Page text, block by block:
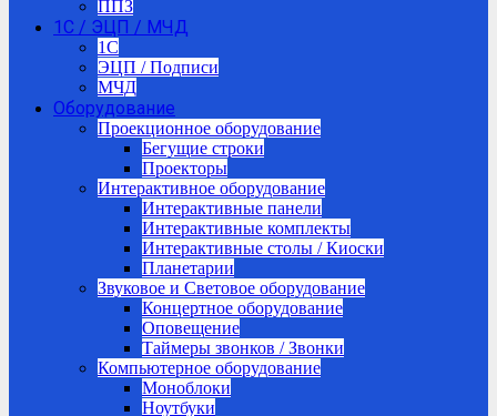
ППЗ
1С / ЭЦП / МЧД
1C
ЭЦП / Подписи
МЧД
Оборудование
Проекционное оборудование
Бегущие строки
Проекторы
Интерактивное оборудование
Интерактивные панели
Интерактивные комплекты
Интерактивные столы / Киоски
Планетарии
Звуковое и Световое оборудование
Концертное оборудование
Оповещение
Таймеры звонков / Звонки
Компьютерное оборудование
Моноблоки
Ноутбуки